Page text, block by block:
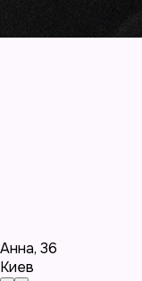
Анна, 36
Киев